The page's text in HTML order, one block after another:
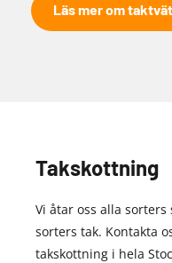
Läs mer om
Takskottning
Vi åtar oss alla
sorters tak. Kontakta
takskottning i hela